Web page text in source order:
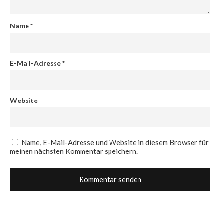
Name*
E-Mail-Adresse*
Website
Name, E-Mail-Adresse und Website in diesem Browser für
meinen nächsten Kommentar speichern.